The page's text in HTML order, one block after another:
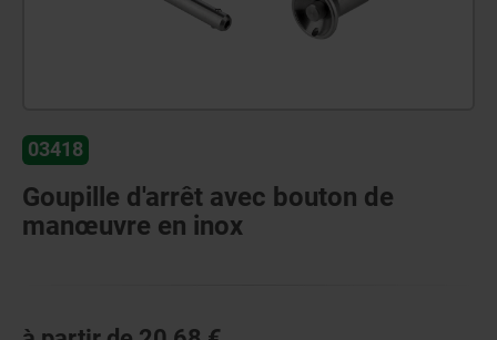
03418
Goupille d'arrêt avec bouton de
manœuvre en inox